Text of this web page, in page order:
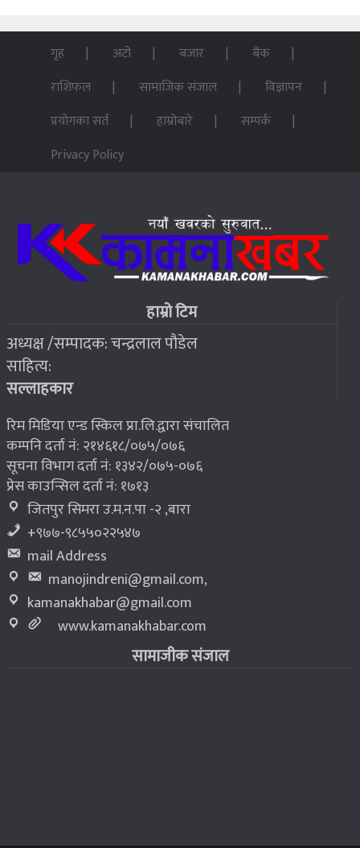
NCSC को अध्यक्ष पदको लागी सूर्य अधिकारीको उम्मेदवारी
पन्ध्र सय घर निर्माणका लागि सेनालाई ८५ करोड
६ जहाँ चट्याङबाट बच्न रक्सी छर्केर घरभित्र पस्छन् स्थानीय
२०७६ बैशाख १३, शुक्रबार
फोरम सुनसरीको अध्यक्षमा खत्वे विजयी
२०७६ बैशाख १३, शुक्रबार
८ भूकम्प पीडितलाई घर निर्माण गर्न लालपुर्जा
गृह अटो बजार
बैंक
राशिफल
सामाजिक संजाल
विज्ञापन
प्रयोगका सर्त
हाम्रोबारे
सम्पर्क
Privacy Policy
हाम्रो टिम
अध्यक्ष /सम्पादक: चन्द्रलाल पौडेल
साहित्य:
सल्लाहकार
रिम मिडिया एन्ड स्किल प्रा.लि.द्वारा संचालित
कम्पनि दर्ता नं: २१४६१८/०७५/०७६
सूचना विभाग दर्ता नं: १३४२/०७५-०७६
प्रेस काउन्सिल दर्ता नं: १७१३
जितपुर सिमरा उ.म.न.पा -२ ,बारा
+९७७-९८५५०२२५४७
mail Address
manojindreni@gmail.com,
kamanakhabar@gmail.com
www.kamanakhabar.com
सामाजीक संजाल